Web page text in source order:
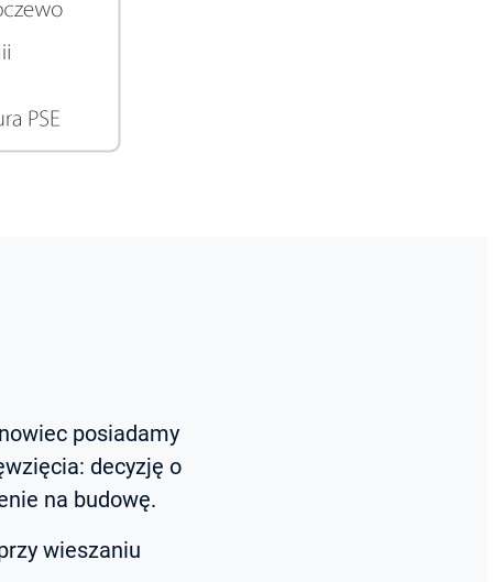
posiadamy
decyzję o
na budowę.
wieszaniu